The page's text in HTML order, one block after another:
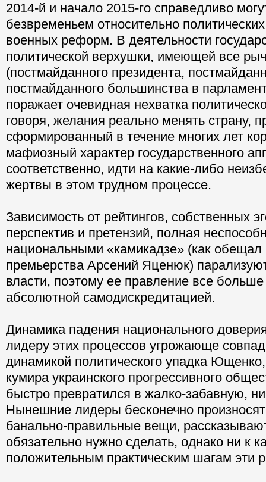
2014-й и начало 2015-го справедливо
безвременьем относительно
военных реформ. В деятельности
политической верхушки, имеющей все
(постмайданного президента,
постмайданного большинства в
поражает очевидная нехватка
говоря, желания реально менять страну,
сформированный в течение многих лет
мафиозный характер государственного
соответственно, идти на какие-либо
жертвы в этом трудном процессе.
Зависимость от рейтингов, собственных
перспектив и претензий, полная
национальными «камикадзе» (как обещал
премьерства Арсений Яценюк)
власти, поэтому ее правление все больше
абсолютной самодискредитацией.
Динамика падения национального
лидеру этих процессов угрожающе
динамикой политического упадка
кумира украинского прогрессивного
быстро превратился в жалко-забавную,
Нынешние лидеры бесконечно
банально-правильные вещи,
обязательно нужно сделать, однако ни к
положительным практическим шагам эти